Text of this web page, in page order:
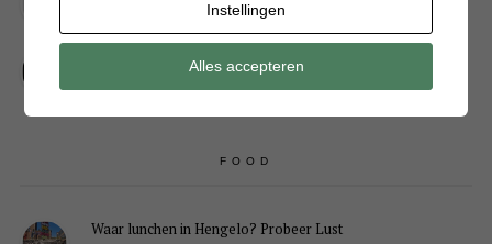
Sneeuwpopkrans maken om bij de voordeur te hangen
FOOD
Waar lunchen in Hengelo? Probeer Lust
Instellingen
Alles accepteren